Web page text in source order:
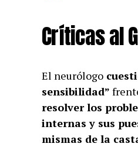
Críticas al
El neurólogo
sensibilidad”
resolver los
internas y sus
mismas de la